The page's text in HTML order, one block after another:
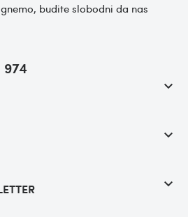
budite slobodni da nas
974
keyboard_arrow_down
keyboard_arrow_down
keyboard_arrow_down